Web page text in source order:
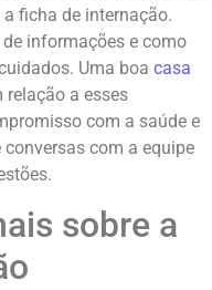
ficha de internação.
informações e como
Uma boa casa
relação a esses
com a saúde e
com a equipe
sobre a